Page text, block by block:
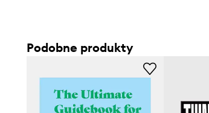
- Waga: 324 g.
- Wymiary: 24,4 x 19,6 x 1,2 cm.
Podobne produkty